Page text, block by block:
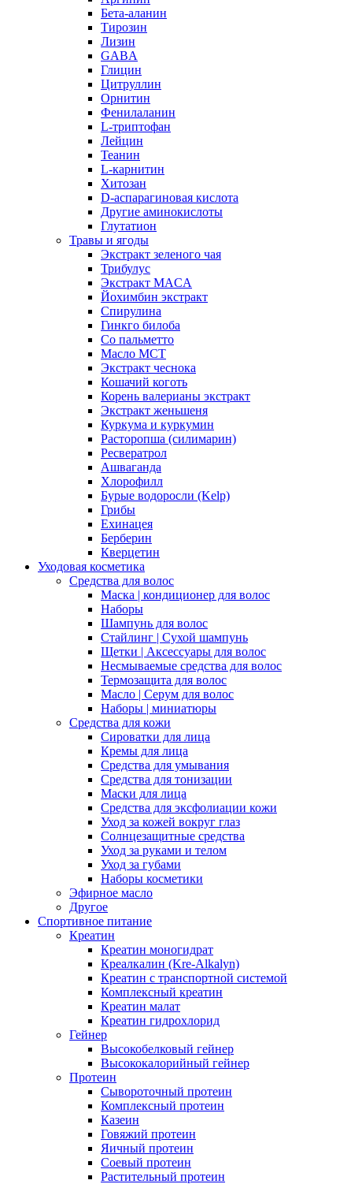
Бета-аланин
Тирозин
Лизин
GABA
Глицин
Цитруллин
Орнитин
Фенилаланин
L-триптофан
Лейцин
Теанин
L-карнитин
Хитозан
D-аспарагиновая кислота
Другие аминокислоты
Глутатион
Травы и ягоды
Экстракт зеленого чая
Трибулус
Экстракт MACA
Йохимбин экстракт
Спирулина
Гинкго билоба
Cо пальметто
Масло MCT
Экстракт чеснока
Кошачий коготь
Корень валерианы экстракт
Экстракт женьшеня
Куркума и куркумин
Расторопша (силимарин)
Ресвератрол
Ашваганда
Хлорофилл
Бурые водоросли (Kelp)
Грибы
Ехинацея
Берберин
Кверцетин
Уходовая косметика
Средства для волос
Маска | кондиционер для волос
Наборы
Шампунь для волос
Стайлинг | Сухой шампунь
Щетки | Аксессуары для волос
Несмываемые средства для волос
Термозащита для волос
Масло | Серум для волос
Наборы | миниатюры
Средства для кожи
Сироватки для лица
Кремы для лица
Средства для умывания
Средства для тонизации
Маски для лица
Средства для эксфолиации кожи
Уход за кожей вокруг глаз
Солнцезащитные средства
Уход за руками и телом
Уход за губами
Наборы косметики
Эфирное масло
Другое
Спортивное питание
Креатин
Креатин моногидрат
Креалкалин (Kre-Alkalyn)
Креатин с транспортной системой
Комплексный креатин
Креатин малат
Креатин гидрохлорид
Гейнер
Высокобелковый гейнер
Высококалорийный гейнер
Протеин
Сывороточный протеин
Комплексный протеин
Казеин
Говяжий протеин
Яичный протеин
Соевый протеин
Растительный протеин